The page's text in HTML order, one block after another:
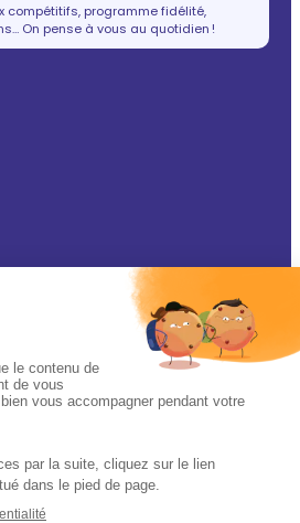
compétitifs, programme fidélité,
On pense à vous au quotidien !
100% sécurisé